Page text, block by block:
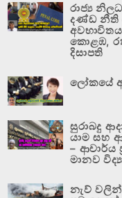
රාජ්‍ය
දණ්ඩ නීති
කොළඹ,
දිසාපති
ලෝකයේ
සුරාබදු
යාම සහ
– ආචාර්ය
මානව
නැව්